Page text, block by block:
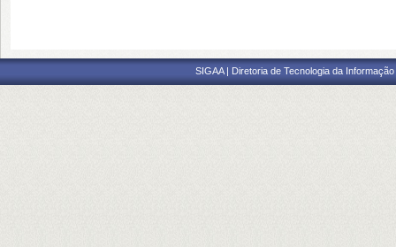
SIGAA | Diretoria de Tecnologia da